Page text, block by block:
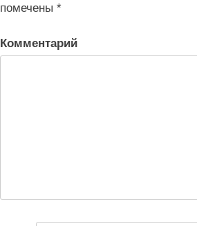
помечены *
Комментарий